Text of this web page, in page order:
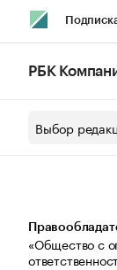
РБК
Выбор
«Общество с